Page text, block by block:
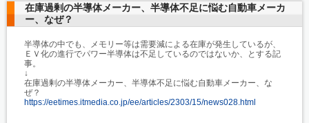
在庫過剰の半導体メーカー、半導体不足に悩む自動車メーカ
ー、なぜ？
半導体の中でも、メモリー等は需要減による在庫が発生しているが、
ＥＶ化の進行でパワー半導体は不足しているのではないか、とする記
事。
↓
在庫過剰の半導体メーカー、半導体不足に悩む自動車メーカー、な
ぜ？
https://eetimes.itmedia.co.jp/ee/articles/2303/15/news028.html